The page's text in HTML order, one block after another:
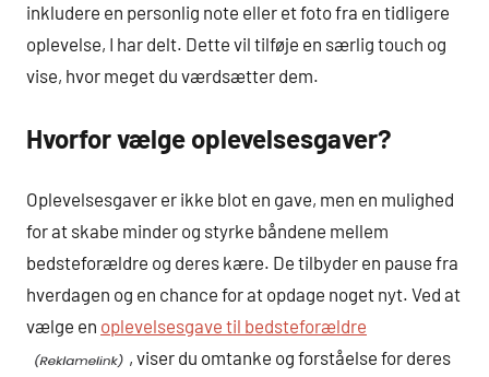
inkludere en personlig note eller et foto fra en tidligere
oplevelse, I har delt. Dette vil tilføje en særlig touch og
vise, hvor meget du værdsætter dem.
Hvorfor vælge oplevelsesgaver?
Oplevelsesgaver er ikke blot en gave, men en mulighed
for at skabe minder og styrke båndene mellem
bedsteforældre og deres kære. De tilbyder en pause fra
hverdagen og en chance for at opdage noget nyt. Ved at
vælge en oplevelsesgave til bedsteforældre
, viser du omtanke og forståelse for deres